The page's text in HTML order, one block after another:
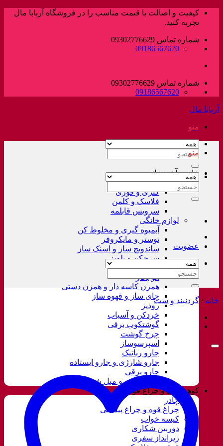
پرش
کیفیت و اصالت با قیمت مناسب را در فروشگاه آربابا مال
تجربه کنید.
شماره تماس 09302776629
09186567620
شماره تماس 09302776629
09186567620
آربابا مال
منو
جستجو
خانه و آشپزخانه
لوازم خانگی غیر برقی
کتری و قوری
فلاسک و کلمن
سرویس قابلمه
لوازم خانگی
آبمیوه گیری و مخلوط کن
توستر و مایکروفر
ساندویچ ساز و اسنک ساز
سرخکن و پلوپز
غذاساز
اتو بخار
همزن کاسه دار و همزن دستی
چای ساز و قهوه ساز
زودپز
خردکن و آسیاب
گوشتکوب برقی
چرخ گوشت
اسپرسوساز
جارو رباتیک
جارو شارژی و جارو ایستاده
جارو برقی
فرش شور و مبل شور
کوهنوردی و چراغ قوه
چادر
چراغ قوه و چراغ پیشانی
کیسه خواب
دوربین شکاری
زیرانداز سفری
منو
جستجو
عضویت
جستجو
خانه / گردنبند و ست